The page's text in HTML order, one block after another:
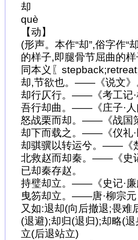
却
què
【动】
(形声。本作“却”,俗字作“
的样子,即腿骨节屈曲的
同本义〖
却,节欲也。——《说文》
却行仄行。——《考工记·
吾行却曲。——《庄子·人
怒战栗而却。——《战国
却下而载之。——《仪礼·
却骐骥以转运兮。——《
北救赵而却秦。——《史
已却秦存赵。
持璧却立。——《史记·廉
曳笏却立。——唐·柳宗元
又如:退却(向后撤退;畏难
(退避);却归(退归);却略(
立(后退站立)